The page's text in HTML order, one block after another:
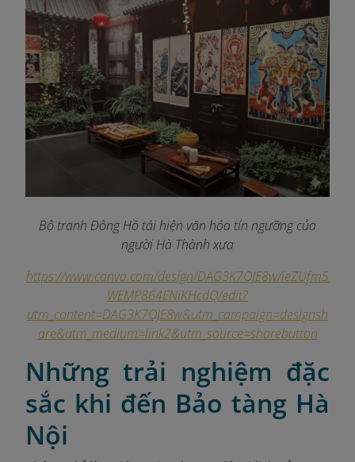
Bộ tranh Đông Hồ tái hiện văn hóa tín ngưỡng của
người Hà Thành xưa
https://www.canva.com/design/DAG3K7OJE8w/ieZUfm5
WEMP864ENiKHcdQ/edit?
utm_content=DAG3K7OJE8w&utm_campaign=designsh
are&utm_medium=link2&utm_source=sharebutton
Những trải nghiệm đặc
sắc khi đến Bảo tàng Hà
Nội